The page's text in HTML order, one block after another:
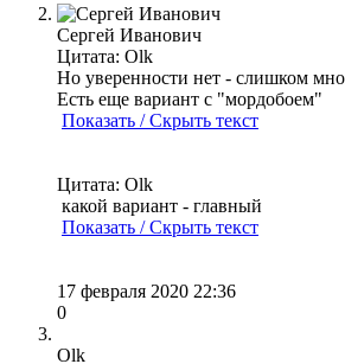
Сергей Иванович
Цитата: Olk
Но уверенности нет - слишком
Есть еще вариант с "мордобоем"
Показать / Скрыть текст
Цитата: Olk
какой вариант - главный
Показать / Скрыть текст
17 февраля 2020 22:36
0
Olk